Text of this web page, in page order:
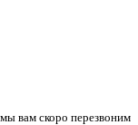
вам скоро перезвоним